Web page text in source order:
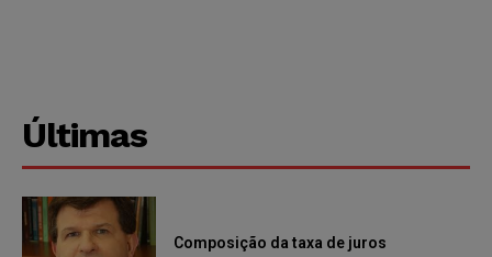
Últimas
Composição da taxa de juros